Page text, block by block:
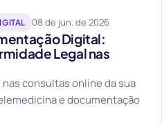
08 de jun. de 2026
Digital:
Legal nas
consultas online da sua
e documentação